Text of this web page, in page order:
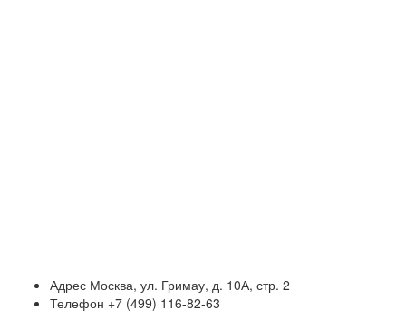
Адрес Москва, ул. Гримау, д. 10А, стр. 2
Телефон +7 (499) 116-82-63